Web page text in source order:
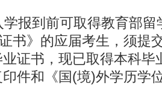
报到前可取得教育部
书》的应届考生，须提
证书，现已取得本科毕
件和《国(境)外学历学